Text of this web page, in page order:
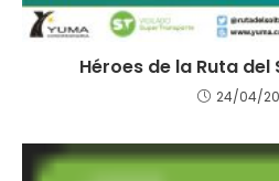
Héroes de la Ruta
24/04/